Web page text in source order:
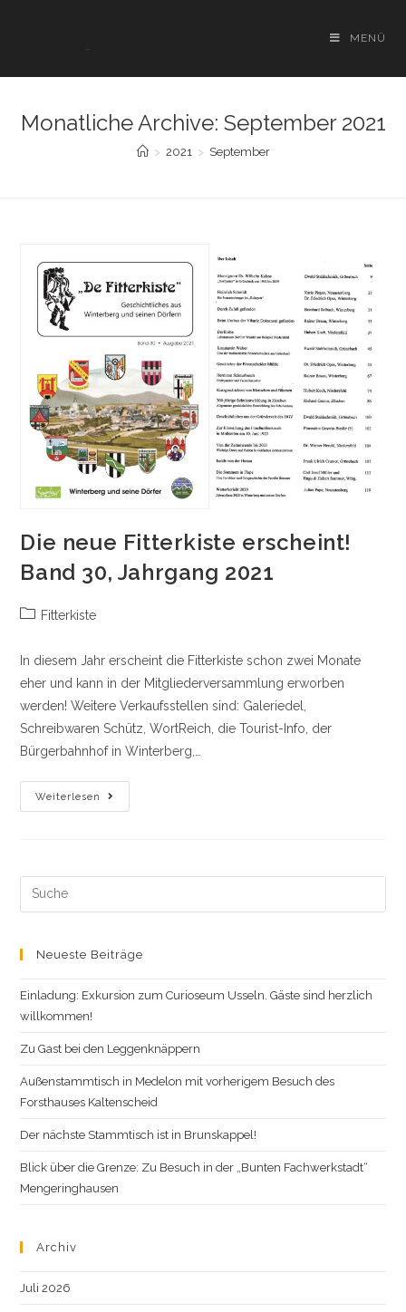
MENÜ
Monatliche Archive: September 2021
> 2021 > September
Die neue Fitterkiste erscheint!
Band 30, Jahrgang 2021
Beitrags-
Fitterkiste
In diesem Jahr erscheint die Fitterkiste schon zwei Monate
eher und kann in der Mitgliederversammlung erworben
werden! Weitere Verkaufsstellen sind: Galeriedel,
Schreibwaren Schütz, WortReich, die Tourist-Info, der
Bürgerbahnhof in Winterberg,…
Weiterlesen
Die
Neue
Search
this
Neueste Beiträge
Einladung: Exkursion zum Curioseum Usseln. Gäste sind herzlich
willkommen!
Zu Gast bei den Leggenknäppern
Außenstammtisch in Medelon mit vorherigem Besuch des
Forsthauses Kaltenscheid
Der nächste Stammtisch ist in Brunskappel!
Blick über die Grenze: Zu Besuch in der „Bunten Fachwerkstadt“
Mengeringhausen
Archiv
Juli 2026